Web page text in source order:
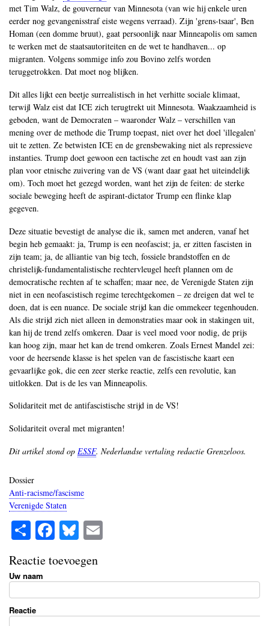
met Tim Walz, de gouverneur van Minnesota (van wie hij enkele uren
eerder nog gevangenisstraf eiste wegens verraad). Zijn 'grens-tsaar', Ben
Homan (een domme bruut), gaat persoonlijk naar Minneapolis om samen
te werken met de staatsautoriteiten en de wet te handhaven... op
migranten. Volgens sommige info zou Bovino zelfs worden
teruggetrokken. Dat moet nog blijken.
Dit alles lijkt een beetje surrealistisch in het verhitte sociale klimaat,
terwijl Walz eist dat ICE zich terugtrekt uit Minnesota. Waakzaamheid is
geboden, want de Democraten – waaronder Walz – verschillen van
mening over de methode die Trump toepast, niet over het doel 'illegalen'
uit te zetten. Ze betwisten ICE en de grensbewaking niet als repressieve
instanties. Trump doet gewoon een tactische zet en houdt vast aan zijn
plan voor etnische zuivering van de VS (want daar gaat het uiteindelijk
om). Toch moet het gezegd worden, want het zijn de feiten: de sterke
sociale beweging heeft de aspirant-dictator Trump een flinke klap
gegeven.
Deze situatie bevestigt de analyse die ik, samen met anderen, vanaf het
begin heb gemaakt: ja, Trump is een neofascist; ja, er zitten fascisten in
zijn team; ja, de alliantie van big tech, fossiele brandstoffen en de
christelijk-fundamentalistische rechtervleugel heeft plannen om de
democratische rechten af te schaffen; maar nee, de Verenigde Staten zijn
niet in een neofascistisch regime terechtgekomen – ze dreigen dat wel te
doen, dat is een nuance. De sociale strijd kan die ommekeer tegenhouden.
Als die strijd zich niet alleen in demonstraties maar ook in stakingen uit,
kan hij de trend zelfs omkeren. Daar is veel moed voor nodig, de prijs
kan hoog zijn, maar het kan de trend omkeren. Zoals Ernest Mandel zei:
voor de heersende klasse is het spelen van de fascistische kaart een
gevaarlijke gok, die een zeer sterke reactie, zelfs een revolutie, kan
uitlokken. Dat is de les van Minneapolis.
Solidariteit met de antifascistische strijd in de VS!
Solidariteit overal met migranten!
Dit artikel stond op ESSF. Nederlandse vertaling redactie Grenzeloos.
Dossier
Anti-racisme/fascisme
Verenigde Staten
S
ha
re
Fa
ce
bo
ok
Bl
ue
sk
y
Reactie toevoegen
Uw naam
Reactie